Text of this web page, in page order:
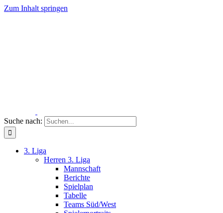
Zum Inhalt springen
Suche nach:
3. Liga
Herren 3. Liga
Mannschaft
Berichte
Spielplan
Tabelle
Teams Süd/West